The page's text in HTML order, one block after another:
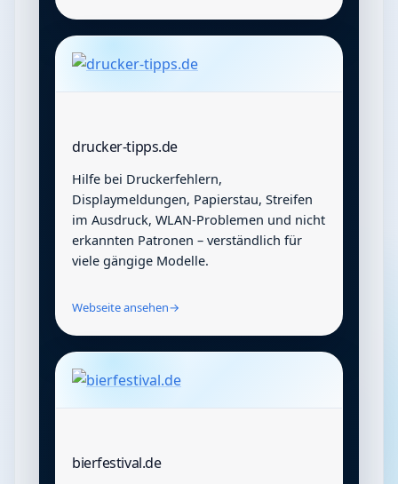
drucker-tipps.de
Hilfe bei Druckerfehlern,
Displaymeldungen, Papierstau, Streifen
im Ausdruck, WLAN-Problemen und nicht
erkannten Patronen – verständlich für
viele gängige Modelle.
Webseite ansehen→
bierfestival.de